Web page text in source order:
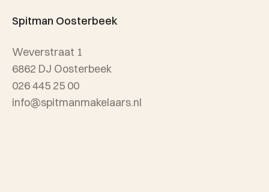
Referenties
Wijken
Spitman Oosterbeek
Weverstraat 1
6862 DJ Oosterbeek
026 445 25 00
info@spitmanmakelaars.nl